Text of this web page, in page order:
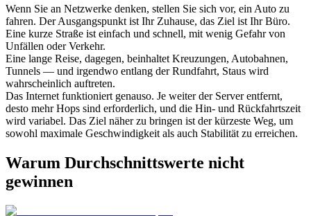
Wenn Sie an Netzwerke denken, stellen Sie sich vor, ein Auto zu
fahren. Der Ausgangspunkt ist Ihr Zuhause, das Ziel ist Ihr Büro.
Eine kurze Straße ist einfach und schnell, mit wenig Gefahr von
Unfällen oder Verkehr.
Eine lange Reise, dagegen, beinhaltet Kreuzungen, Autobahnen,
Tunnels — und irgendwo entlang der Rundfahrt, Staus wird
wahrscheinlich auftreten.
Das Internet funktioniert genauso. Je weiter der Server entfernt,
desto mehr Hops sind erforderlich, und die Hin- und Rückfahrtszeit
wird variabel. Das Ziel näher zu bringen ist der kürzeste Weg, um
sowohl maximale Geschwindigkeit als auch Stabilität zu erreichen.
Warum Durchschnittswerte nicht
gewinnen